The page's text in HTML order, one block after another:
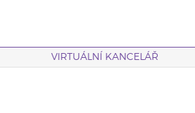
VIRTUÁLNÍ KANCELÁŘ